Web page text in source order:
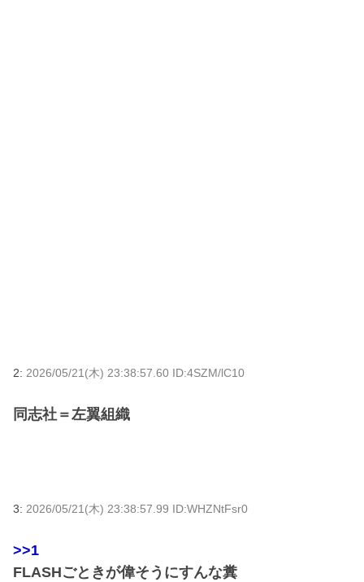
2: 2026/05/21(木) 23:38:57.60 ID:4SZM/lC10
同志社＝左翼組織
3: 2026/05/21(木) 23:38:57.99 ID:WHZNtFsr0
>>1
FLASHごときが偉そうにすんな糞